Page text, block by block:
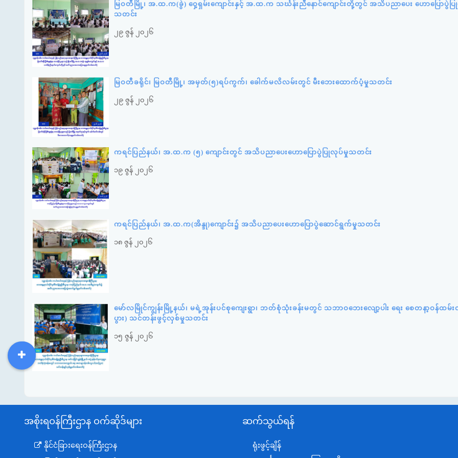
မြဝတီမြို့၊ အ.ထ.က(ခွဲ) ဝှေ့ရှမ်းကျောင်းနှင့် အ.ထ.က သင်္ဃန်းညီနောင်ကျောင်းတို့တွင် အသိပညာပေး ဟောပြောပွဲပ
သတင်း
၂၉ ဇွန် ၂၀၂၆
မြဝတီခရိုင်၊ မြဝတီမြို့၊ အမှတ်(၅)ရပ်ကွက်၊ ခေါက်မလိလမ်းတွင် မီးဘေးထောက်ပံ့မှုသတင်း
၂၉ ဇွန် ၂၀၂၆
ကရင်ပြည်နယ်၊ အ.ထ.က (၅) ကျောင်းတွင် အသိပညာပေးဟောပြောပွဲပြုလုပ်မှုသတင်း
၁၉ ဇွန် ၂၀၂၆
ကရင်ပြည်နယ်၊ အ.ထ.က(အိန္ဒု)ကျောင်း၌ အသိပညာပေးဟောပြောပွဲဆောင်ရွက်မှုသတင်း
၁၈ ဇွန် ၂၀၂၆
မော်လမြိုင်ကျွန်းမြို့နယ်၊ မရဲ့အုန်းပင်စုကျေးရွာ၊ ဘတ်စုံသုံးခန်းမတွင် သဘာဝဘေးလျော့ပါး ရေး စေတနာ့ဝန်ထ
ပွား) သင်တန်းဖွင့်လှစ်မှုသတင်း
၁၅ ဇွန် ၂၀၂၆
အစိုးရဝန်ကြီးဌာန ဝက်ဆိုဒ်များ
နိုင်ငံခြားရေးဝန်ကြီးဌာန
ဆက်သွယ်ရန်
ရုံးဖွင့်ချိန်
DDM